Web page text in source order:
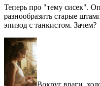
Теперь про "тему сисек".
разнообразить старые
эпизод с танкистом. Зачем?